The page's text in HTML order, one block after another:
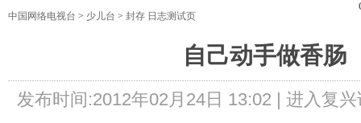
中国网络电视台 > 少儿台 > 封存 日志测试页
自己动手做香肠
发布时间:2012年02月24日 13:02 | 进入复兴